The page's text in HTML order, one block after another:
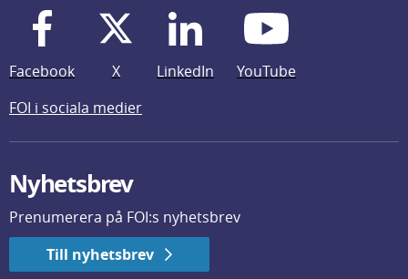
Facebook X LinkedIn
YouTube
FOI i sociala medier
Nyhetsbrev
Prenumerera på FOI:s nyhetsbrev
Till nyhetsbrev